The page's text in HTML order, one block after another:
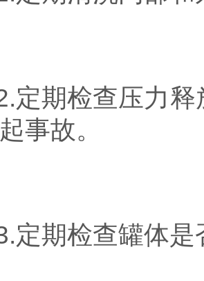
期检查压力释
事故。
期检查罐体是